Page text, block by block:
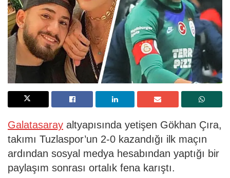
Galatasaray altyapısında yetişen Gökhan Çıra,
takımı Tuzlaspor’un 2-0 kazandığı ilk maçın
ardından sosyal medya hesabından yaptığı bir
paylaşım sonrası ortalık fena karıştı.